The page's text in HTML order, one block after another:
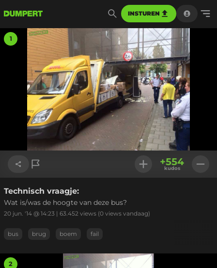
INSTUREN
1
Link kopiëren
+554
kudos
Technisch vraagje:
Wat is/was de hoogte van deze bus?
20 jun. '14 @ 14:23 | 63.452 views (0 views vandaag)
bus brug boem fail
2